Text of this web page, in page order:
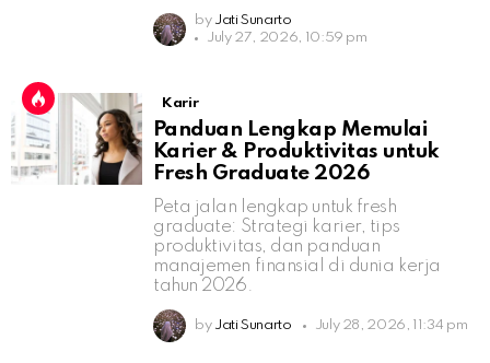
by Jati Sunarto
July 27, 2026, 10:59 pm
Karir
Panduan Lengkap Memulai
Karier & Produktivitas untuk
Fresh Graduate 2026
Peta jalan lengkap untuk fresh
graduate: Strategi karier, tips
produktivitas, dan panduan
manajemen finansial di dunia kerja
tahun 2026.
by Jati Sunarto July 28, 2026, 11:34 pm